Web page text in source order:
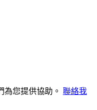
為您提供協助。 聯絡我